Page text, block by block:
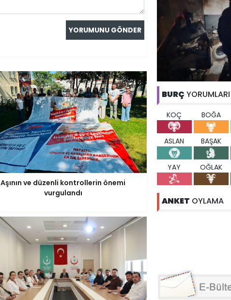
Aşının ve düzenli kontrollerin önemi
vurgulandı
BURÇ YORUMLARI
KOÇ BOĞA
ASLAN BAŞAK
YAY OĞLAK
ANKET OYLAMA